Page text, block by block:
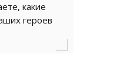
какие
героев